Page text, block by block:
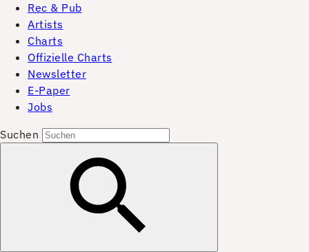
Rec & Pub
Artists
Charts
Offizielle Charts
Newsletter
E-Paper
Jobs
Suchen